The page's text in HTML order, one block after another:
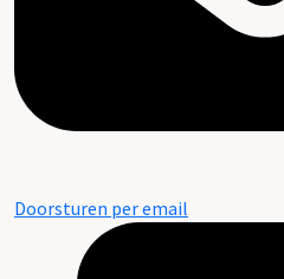
Doorsturen per email